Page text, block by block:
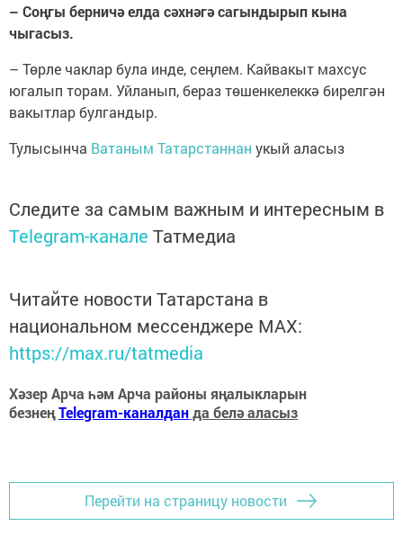
– Соңгы берничә елда сәхнәгә сагындырып кына
чыгасыз.
– Төрле чаклар була инде, сеңлем. Кайвакыт махсус
югалып торам. Уйланып, бераз төшенкелеккә бирелгән
вакытлар булгандыр.
Тулысынча Ватаным Татарстаннан укый аласыз
Следите за самым важным и интересным в
Telegram-канале Татмедиа
Читайте новости Татарстана в
национальном мессенджере MАХ:
https://max.ru/tatmedia
Хәзер Арча һәм Арча районы яңалыкларын
безнеңTelegram-каналданда белә аласыз
Перейти на страницу новости